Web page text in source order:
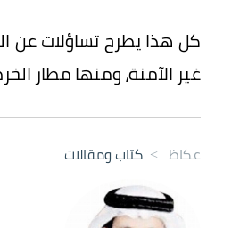
كل هذا يطرح تساؤلات عن
غير الآمنة، ومنها مطار
عكاظ > كتاب ومقالات